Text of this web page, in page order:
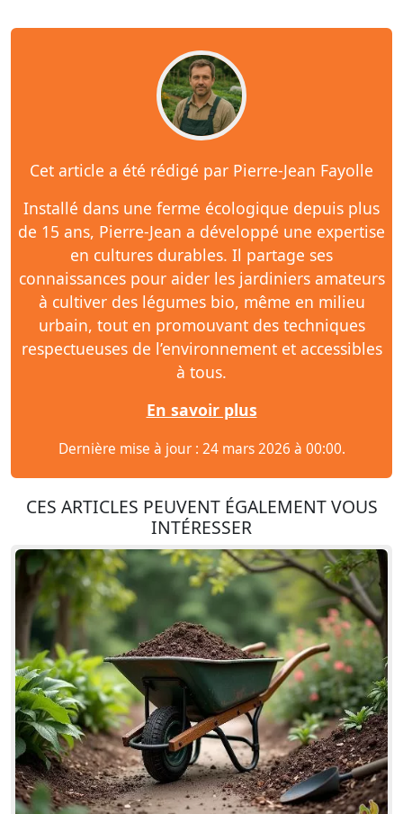
Cet article a été rédigé par Pierre-Jean Fayolle
Installé dans une ferme écologique depuis plus
de 15 ans, Pierre-Jean a développé une expertise
en cultures durables. Il partage ses
connaissances pour aider les jardiniers amateurs
à cultiver des légumes bio, même en milieu
urbain, tout en promouvant des techniques
respectueuses de l’environnement et accessibles
à tous.
En savoir plus
Dernière mise à jour : 24 mars 2026 à 00:00.
CES ARTICLES PEUVENT ÉGALEMENT VOUS
INTÉRESSER